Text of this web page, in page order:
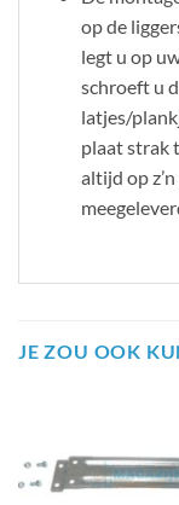
op de
legt u op
schroeft u
latjes/
plaat strak
altijd op
JE ZOU OOK